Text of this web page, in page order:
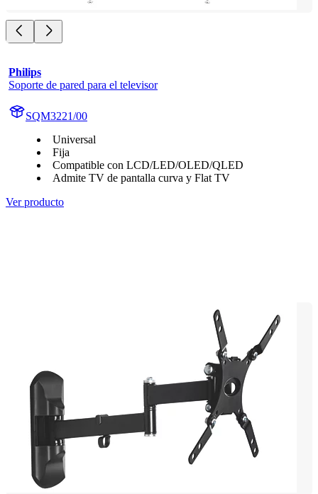
Philips
Soporte de pared para el televisor
SQM3221/00
Universal
Fija
Compatible con LCD/LED/OLED/QLED
Admite TV de pantalla curva y Flat TV
Ver producto